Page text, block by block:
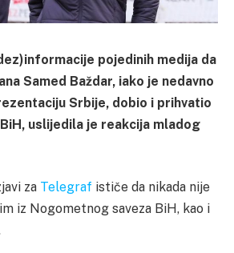
pojedinih medija da
Samed Baždar, iako je nedavno
Srbije, dobio i prihvatio
uslijedila je reakcija mladog
za Telegraf ističe da nikada nije
iz Nogometnog saveza BiH, kao i